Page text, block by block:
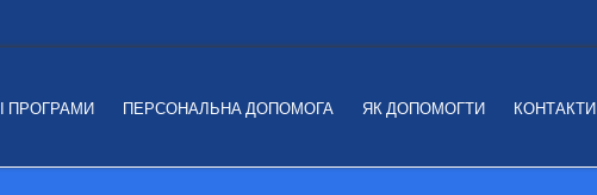
ПРОГРАМИ ПЕРСОНАЛЬНА ДОПОМОГА ЯК ДОПОМОГТИ КОНТАКТИ